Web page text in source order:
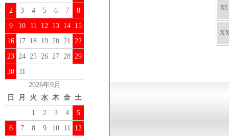
2
3 4 5 6 7
8
9
10 11 12 13 14 15
16 17 18 19 20 21 22
23 24 25 26 27 28 29
30 31
2026年9月
日
月 火 水 木 金 土
1
2 3 4
5
6
7 8 9 10 11
12